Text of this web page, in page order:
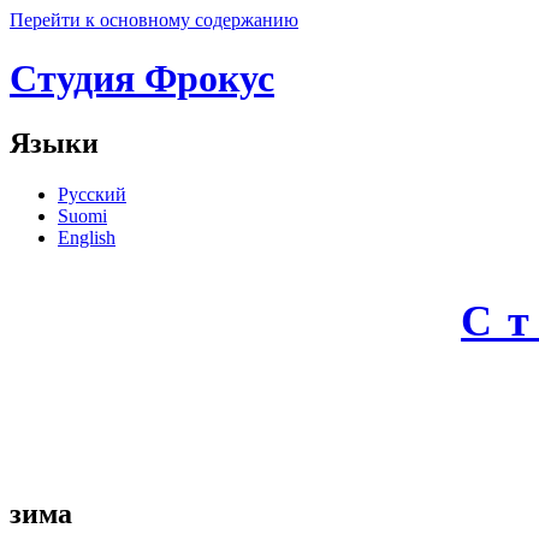
Перейти к основному содержанию
Студия Фрокус
Языки
Русский
Suomi
English
зима